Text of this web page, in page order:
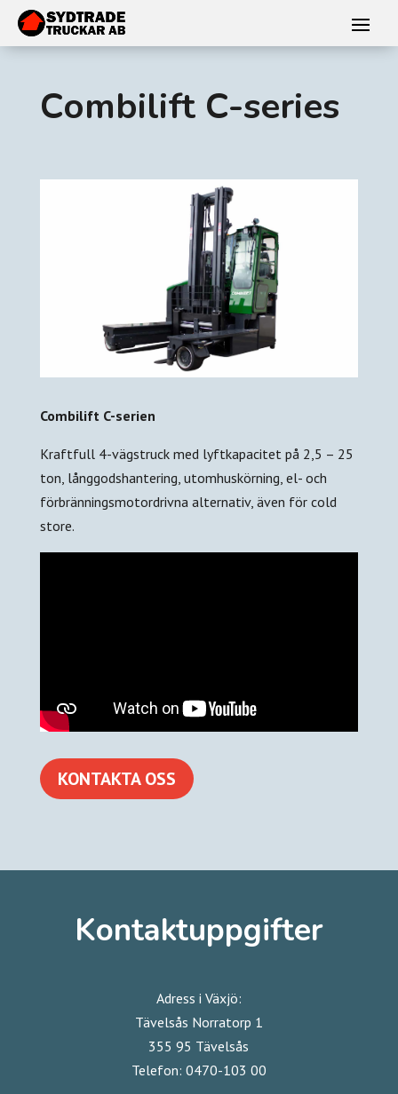
Combilift C-series
Combilift C-serien
Kraftfull 4-vägstruck med lyftkapacitet på 2,5 – 25
ton, långgodshantering, utomhuskörning, el- och
förbränningsmotordrivna alternativ, även för cold
store.
KONTAKTA OSS
Kontaktuppgifter
Adress i Växjö:
Tävelsås Norratorp 1
355 95 Tävelsås
Telefon: 0470-103 00